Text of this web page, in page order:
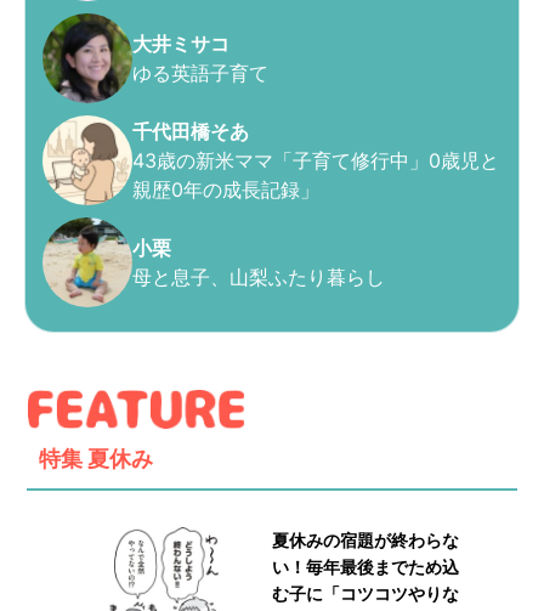
大井ミサコ
ゆる英語子育て
千代田橋そあ
43歳の新米ママ「子育て修行中」0歳児と
親歴0年の成長記録」
小栗
母と息子、山梨ふたり暮らし
特集 夏休み
夏休みの宿題が終わらな
い！毎年最後までため込
む子に「コツコツやりな